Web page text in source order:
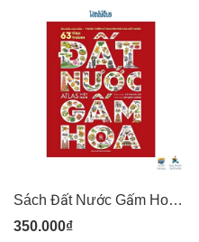
Sách Đất Nước Gấm Hoa Atlas Việt Nam - ấn bản lưu dấu 63 tỉnh thành (Sách Kỉ Niệm 65 Năm NXB Kim Đồng)
350.000₫